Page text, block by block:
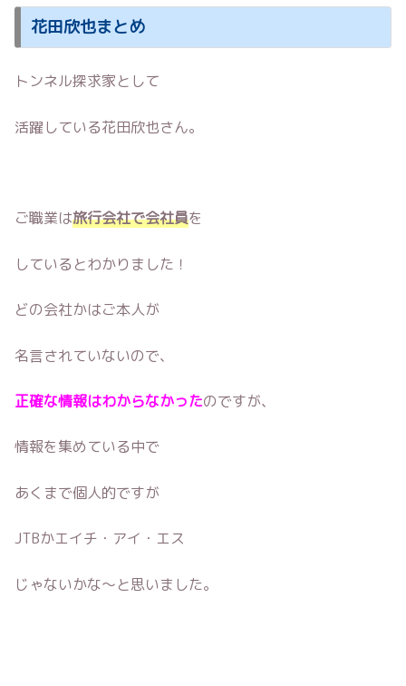
花田欣也まとめ
トンネル探求家として
活躍している花田欣也さん。
ご職業は旅行会社で会社員を
しているとわかりました！
どの会社かはご本人が
名言されていないので、
正確な情報はわからなかったのですが、
情報を集めている中で
あくまで個人的ですが
JTBかエイチ・アイ・エス
じゃないかな〜と思いました。